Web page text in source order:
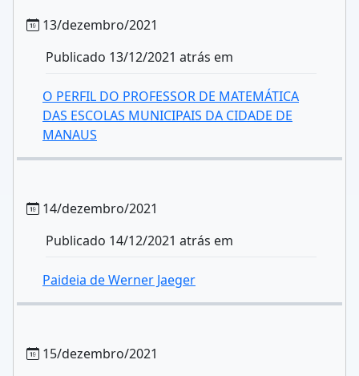
13/dezembro/2021
Publicado 13/12/2021 atrás em
O PERFIL DO PROFESSOR DE MATEMÁTICA
DAS ESCOLAS MUNICIPAIS DA CIDADE DE
MANAUS
14/dezembro/2021
Publicado 14/12/2021 atrás em
Paideia de Werner Jaeger
15/dezembro/2021